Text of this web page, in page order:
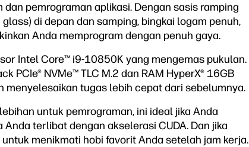
pemrograman aplikasi. Dengan sasis ramping
di depan dan samping, bingkai logam penuh,
Anda memprogram dengan penuh gaya.
Intel Core™ i9-10850K yang mengemas pukulan.
PCIe® NVMe™ TLC M.2 dan RAM HyperX® 16GB
menyelesaikan tugas lebih cepat dari sebelumnya.
untuk pemrograman, ini ideal jika Anda
terlibat dengan akselerasi CUDA. Dan jika
menikmati hobi favorit Anda setelah jam kerja.